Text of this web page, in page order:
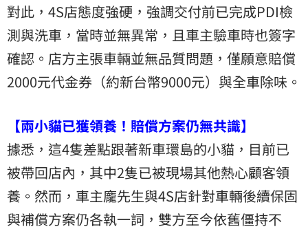
對此，4S店態度強硬，強調交付前已完成PDI檢
測與洗車，當時並無異常，且車主驗車時也簽字
確認。店方主張車輛並無品質問題，僅願意賠償
2000元代金券（約新台幣9000元）與全車除味。
【兩小貓已獲領養！賠償方案仍無共識】
據悉，這4隻差點跟著新車環島的小貓，目前已
被帶回店內，其中2隻已被現場其他熱心顧客領
養。然而，車主龐先生與4S店針對車輛後續保固
與補償方案仍各執一詞，雙方至今依舊僵持不